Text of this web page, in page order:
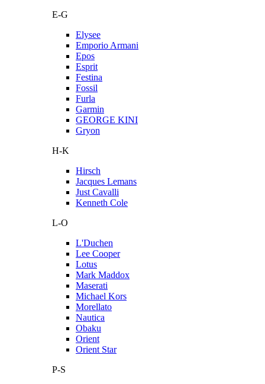
E-G
Elysee
Emporio Armani
Epos
Esprit
Festina
Fossil
Furla
Garmin
GEORGE KINI
Gryon
H-K
Hirsch
Jacques Lemans
Just Cavalli
Kenneth Cole
L-O
L'Duchen
Lee Cooper
Lotus
Mark Maddox
Maserati
Michael Kors
Morellato
Nautica
Obaku
Orient
Orient Star
P-S